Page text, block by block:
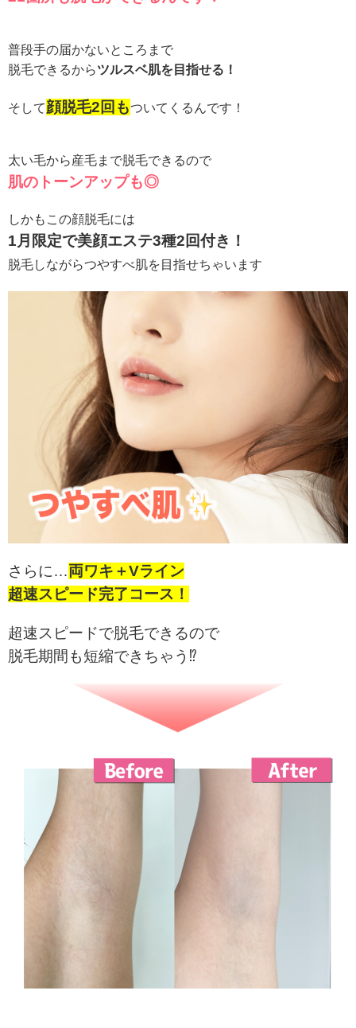
普段手の届かないところまで
脱毛できるからツルスベ肌を目指せる！
そして顔脱毛2回もついてくるんです！
太い毛から産毛まで脱毛できるので
肌のトーンアップも◎
しかもこの顔脱毛には
1月限定で美顔エステ3種2回付き！
脱毛しながらつやすべ肌を目指せちゃいます
さらに…両ワキ＋Vライン
超速スピード完了コース！
超速スピードで脱毛できるので
脱毛期間も短縮できちゃう⁉︎